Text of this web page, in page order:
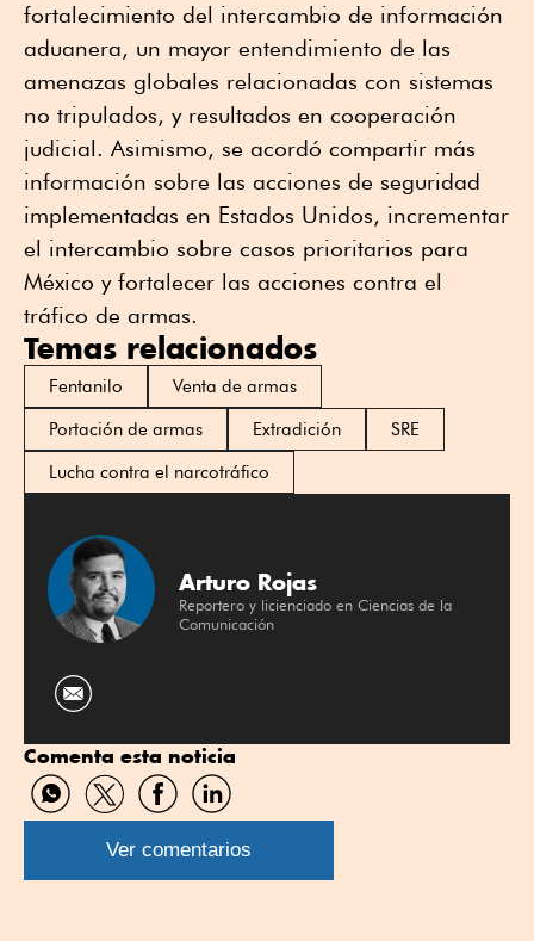
fortalecimiento del intercambio de información
aduanera, un mayor entendimiento de las
amenazas globales relacionadas con sistemas
no tripulados, y resultados en cooperación
judicial. Asimismo, se acordó compartir más
información sobre las acciones de seguridad
implementadas en Estados Unidos, incrementar
el intercambio sobre casos prioritarios para
México y fortalecer las acciones contra el
tráfico de armas.
Temas relacionados
Fentanilo
Venta de armas
Portación de armas
Extradición
SRE
Lucha contra el narcotráfico
Arturo Rojas
Reportero y licienciado en Ciencias de la
Comunicación
Comenta esta noticia
Compartir
por
WhatsApp
Compartir
por
Twitter
Compartir
por
Facebook
Compartir
por
Linkedin
Ver comentarios